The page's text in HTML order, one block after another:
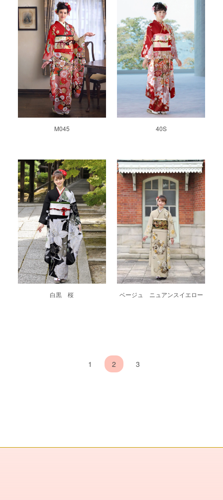
M045 40S
白黒 桜 ベージュ ニュアンスイエロー
1 2 3